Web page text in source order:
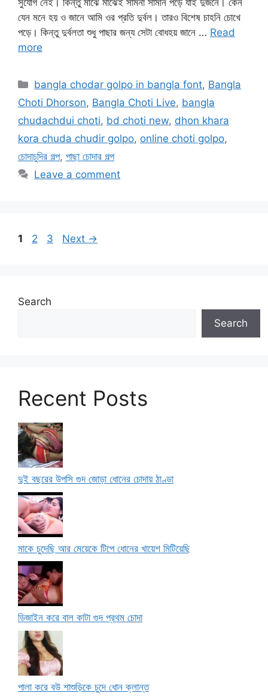
সুযোগ নেই। কিন্তু মাঝে মাঝেই সামনা সামনি পড়ে যাই দুজনে। কেন
যেন মনে হয় ও জানে আমি ওর প্রতি দুর্বল। তারও বিশেষ চাহনি চোখে
পড়ে। কিন্তু দুর্বলতা শুধু পাছার জন্য সেটা বোধহয় জানে … Read
more
Categories
bangla chodar golpo in bangla font, Bangla
Choti Dhorson, Bangla Choti Live, bangla
chudachdui choti, bd choti new, dhon khara
kora chuda chudir golpo, online choti golpo,
চোদাচুদির গল্প, পাছা চোদার গল্প
Leave a comment
Page
1 Page
2 Page
3 Next →
Search
Search
Recent Posts
দুই বছরের উপসি গুদ জোড়া ধোনের চোদায় ঠাণ্ডা
মাকে চুদেছি আর মেয়েকে টিপে ধোনের খায়েশ মিটিয়েছি
ডিজাইন করে বাল কাটা গুদ প্রথম চোদা
পালা করে বউ শাশুড়িকে চুদে ধোন ক্লান্ত